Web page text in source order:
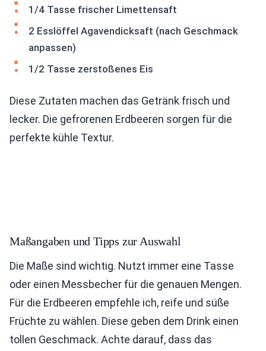
1/4 Tasse frischer Limettensaft
2 Esslöffel Agavendicksaft (nach Geschmack
anpassen)
1/2 Tasse zerstoßenes Eis
Diese Zutaten machen das Getränk frisch und
lecker. Die gefrorenen Erdbeeren sorgen für die
perfekte kühle Textur.
Maßangaben und Tipps zur Auswahl
Die Maße sind wichtig. Nutzt immer eine Tasse
oder einen Messbecher für die genauen Mengen.
Für die Erdbeeren empfehle ich, reife und süße
Früchte zu wählen. Diese geben dem Drink einen
tollen Geschmack. Achte darauf, dass das